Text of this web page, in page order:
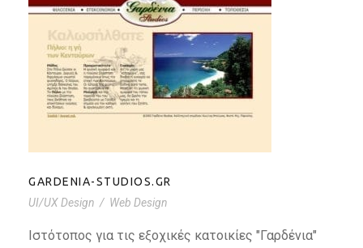
GARDENIA-STUDIOS.GR
GARDENIA-STUDIOS.GR
UI/UX Design / Web Design
Ιστότοπος για τις εξοχικές κατοικίες "Γαρδένια"